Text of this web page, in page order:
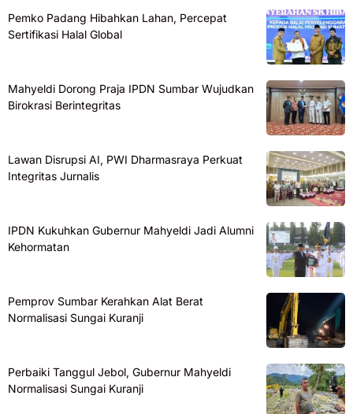
Pemko Padang Hibahkan Lahan, Percepat
Sertifikasi Halal Global
Mahyeldi Dorong Praja IPDN Sumbar Wujudkan
Birokrasi Berintegritas
Lawan Disrupsi AI, PWI Dharmasraya Perkuat
Integritas Jurnalis
IPDN Kukuhkan Gubernur Mahyeldi Jadi Alumni
Kehormatan
Pemprov Sumbar Kerahkan Alat Berat
Normalisasi Sungai Kuranji
Perbaiki Tanggul Jebol, Gubernur Mahyeldi
Normalisasi Sungai Kuranji